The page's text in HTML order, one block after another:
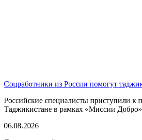
Соцработники из России помогут
Российские специалисты приступили к
Таджикистане в рамках «Миссии
06.08.2026